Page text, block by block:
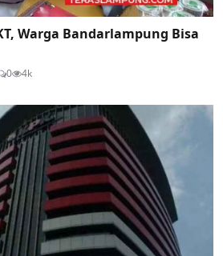
Warga Bandarlampung Bisa
0 4k